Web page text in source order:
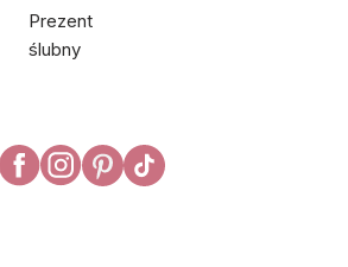
Prezent
ślubny